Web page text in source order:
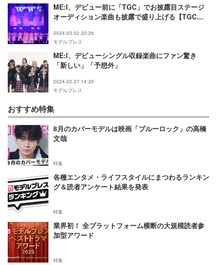
ME:I、デビュー前に「TGC」でお披露目ステージ
オーディション楽曲も披露で盛り上げる【TGC
2024.03.02 20:26
モデルプレス
ME:I、デビューシングル収録楽曲にファン驚き
「新しい」「予想外」
2024.02.27 14:30
モデルプレス
おすすめ特集
8月のカバーモデルは映画「ブルーロック」の高橋
文哉
特集
各種エンタメ・ライフスタイルにまつわるランキン
グ＆読者アンケート結果を発表
特集
業界初！ 全プラットフォーム横断の大規模読者参
加型アワード
特集